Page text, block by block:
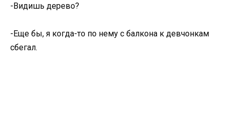
-Видишь дерево?
-Еще бы, я когда-то по нему с балкона к девчонкам
сбегал.